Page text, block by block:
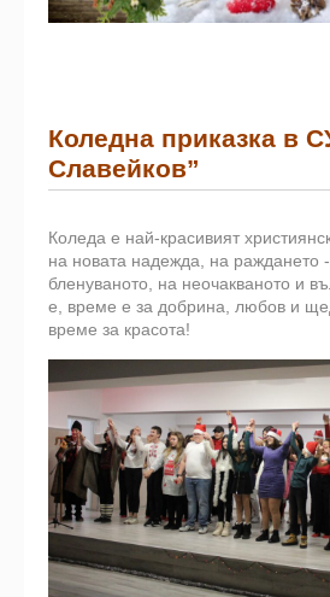
Коледна приказка в
Славейков”
Коледа е най-красивият
на новата надежда, на раждането
бленуваното, на неочакваното и
e, време e за добрина, любов и
време за красота!